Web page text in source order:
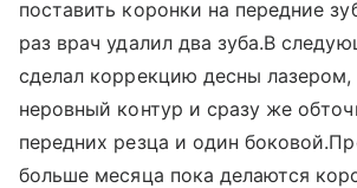
поставить коронки на передние
раз врач удалил два зуба.В
сделал коррекцию десны
неровный контур и сразу же
передних резца и один
больше месяца пока делаются